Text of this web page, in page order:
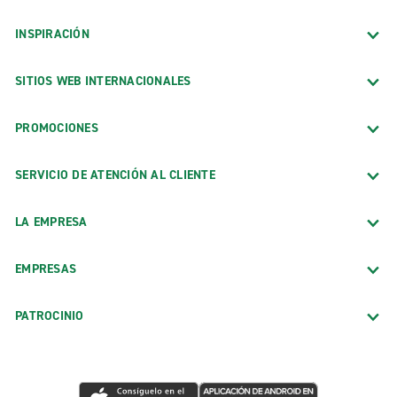
INSPIRACIÓN
SITIOS WEB INTERNACIONALES
PROMOCIONES
SERVICIO DE ATENCIÓN AL CLIENTE
LA EMPRESA
EMPRESAS
PATROCINIO